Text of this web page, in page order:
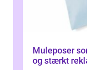
Muleposer
og stærkt